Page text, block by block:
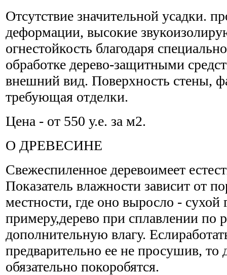
Отсутствие значительной усадки.
деформации, высокие
огнестойкость благодаря
обработке дерево-защитными
внешний вид. Поверхность стены,
требующая отделки.
Цена - от 550 у.е. за м2.
О ДРЕВЕСИНЕ
Свежеспиленное деревоимеет
Показатель влажности зависит от
местности, где оно выросло - сухой
примеру,дерево при сплавлении по
дополнительную влагу.
предварительно ее не просушив, то
обязательно покоробятся.